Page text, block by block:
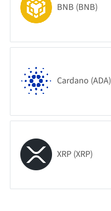
BNB (BNB)
Cardano (ADA)
XRP (XRP)